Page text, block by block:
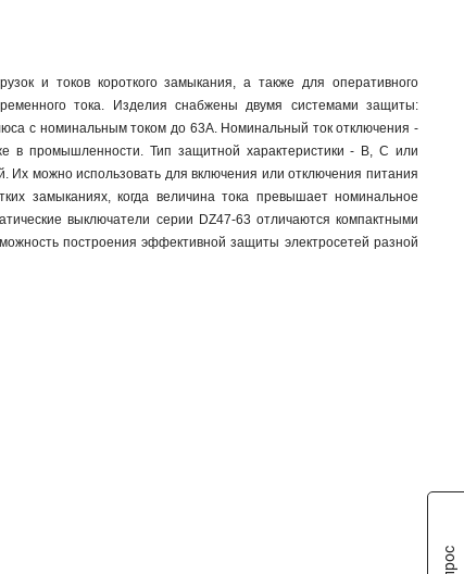
и токов короткого замыкания, а также для оперативного
тока. Изделия снабжены двумя системами защиты:
с номинальным током до 63А. Номинальный ток отключения -
в промышленности. Тип защитной характеристики - В, С или
можно использовать для включения или отключения питания
замыканиях, когда величина тока превышает номинальное
выключатели серии DZ47-63 отличаются компактными
построения эффективной защиты электросетей разной